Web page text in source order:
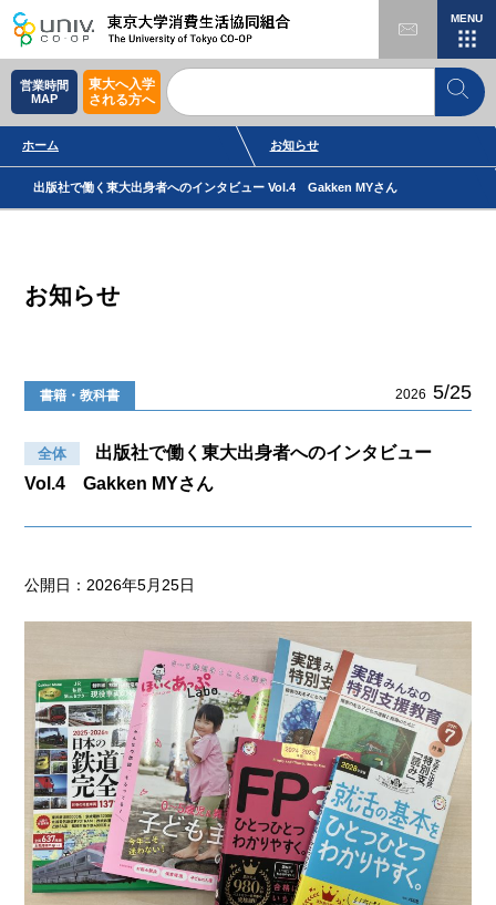
MENU
営業時間
MAP
東大へ入学
される方へ
ホーム お知らせ
出版社で働く東大出身者へのインタビュー Vol.4 Gakken MYさん
お知らせ
書籍・教科書 2026 5/25
全体
出版社で働く東大出身者へのインタビュー
Vol.4 Gakken MYさん
公開日：2026年5月25日